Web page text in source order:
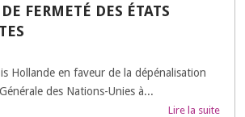
FERMETÉ DES ÉTATS
Hollande en faveur de la dépénalisation
des Nations-Unies à...
Lire la suite